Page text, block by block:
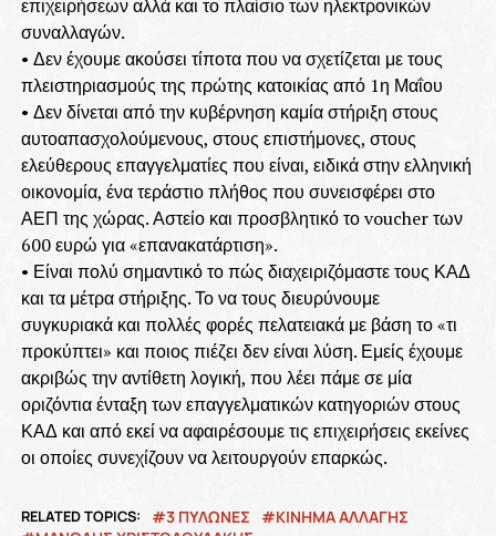
επιχειρήσεων αλλά και το πλαίσιο των ηλεκτρονικών
συναλλαγών.
• Δεν έχουμε ακούσει τίποτα που να σχετίζεται με τους
πλειστηριασμούς της πρώτης κατοικίας από 1η Μαΐου
• Δεν δίνεται από την κυβέρνηση καμία στήριξη στους
αυτοαπασχολούμενους, στους επιστήμονες, στους
ελεύθερους επαγγελματίες που είναι, ειδικά στην ελληνική
οικονομία, ένα τεράστιο πλήθος που συνεισφέρει στο
ΑΕΠ της χώρας. Αστείο και προσβλητικό το voucher των
600 ευρώ για «επανακατάρτιση».
• Είναι πολύ σημαντικό το πώς διαχειριζόμαστε τους ΚΑΔ
και τα μέτρα στήριξης. Το να τους διευρύνουμε
συγκυριακά και πολλές φορές πελατειακά με βάση το «τι
προκύπτει» και ποιος πιέζει δεν είναι λύση. Εμείς έχουμε
ακριβώς την αντίθετη λογική, που λέει πάμε σε μία
οριζόντια ένταξη των επαγγελματικών κατηγοριών στους
ΚΑΔ και από εκεί να αφαιρέσουμε τις επιχειρήσεις εκείνες
οι οποίες συνεχίζουν να λειτουργούν επαρκώς.
RELATED TOPICS: 3 ΠΥΛΩΝΕΣ
ΚΙΝΗΜΑ ΑΛΛΑΓΗΣ